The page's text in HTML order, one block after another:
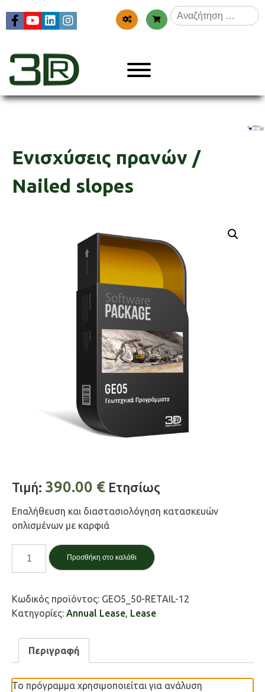
Αναζήτηση
για:
3dr
Ενισχύσεις πρανών /
Nailed slopes
Τιμή: 390.00 € Ετησίως
Επαλήθευση και διαστασιολόγηση κατασκευών
οπλισμένων με καρφιά
Ενισχύσεις
Nailed
slopes
Προσθήκη στο καλάθι
Κωδικός προϊόντος: GEO5_50-RETAIL-12
Κατηγορίες: Annual Lease, Lease
Περιγραφή
Το πρόγραμμα χρησιμοποιείται για ανάλυση